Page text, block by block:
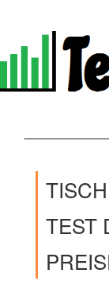
TEST